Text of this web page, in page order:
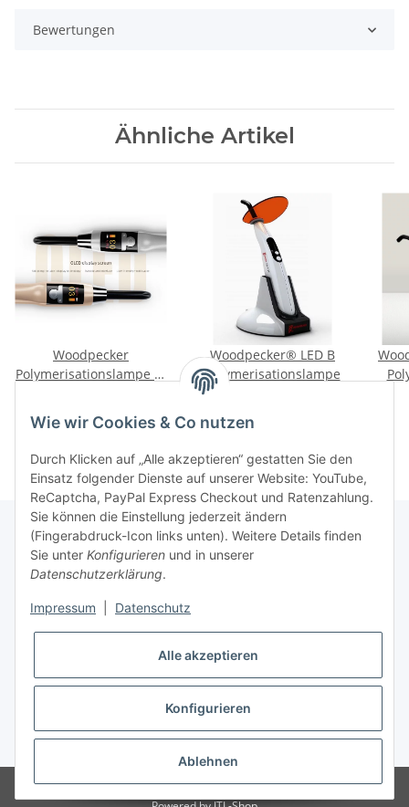
Bewertungen
Ähnliche Artikel
Woodpecker
Polymerisationslampe X-
Woodpecker® LED B
Polymerisationslampe
Rechtliche Hinweise
Produktinformationen
* Alle Preise zzgl. gesetzlicher USt., zzgl.Versand
© SpezialDental
Wie wir Cookies & Co nutzen
Durch Klicken auf „Alle akzeptieren“ gestatten Sie den
Einsatz folgender Dienste auf unserer Website: YouTube,
ReCaptcha, PayPal Express Checkout und Ratenzahlung.
Sie können die Einstellung jederzeit ändern
(Fingerabdruck-Icon links unten). Weitere Details finden
Sie unter Konfigurieren und in unserer
Datenschutzerklärung.
Impressum Datenschutz
Alle akzeptieren
Konfigurieren
Ablehnen